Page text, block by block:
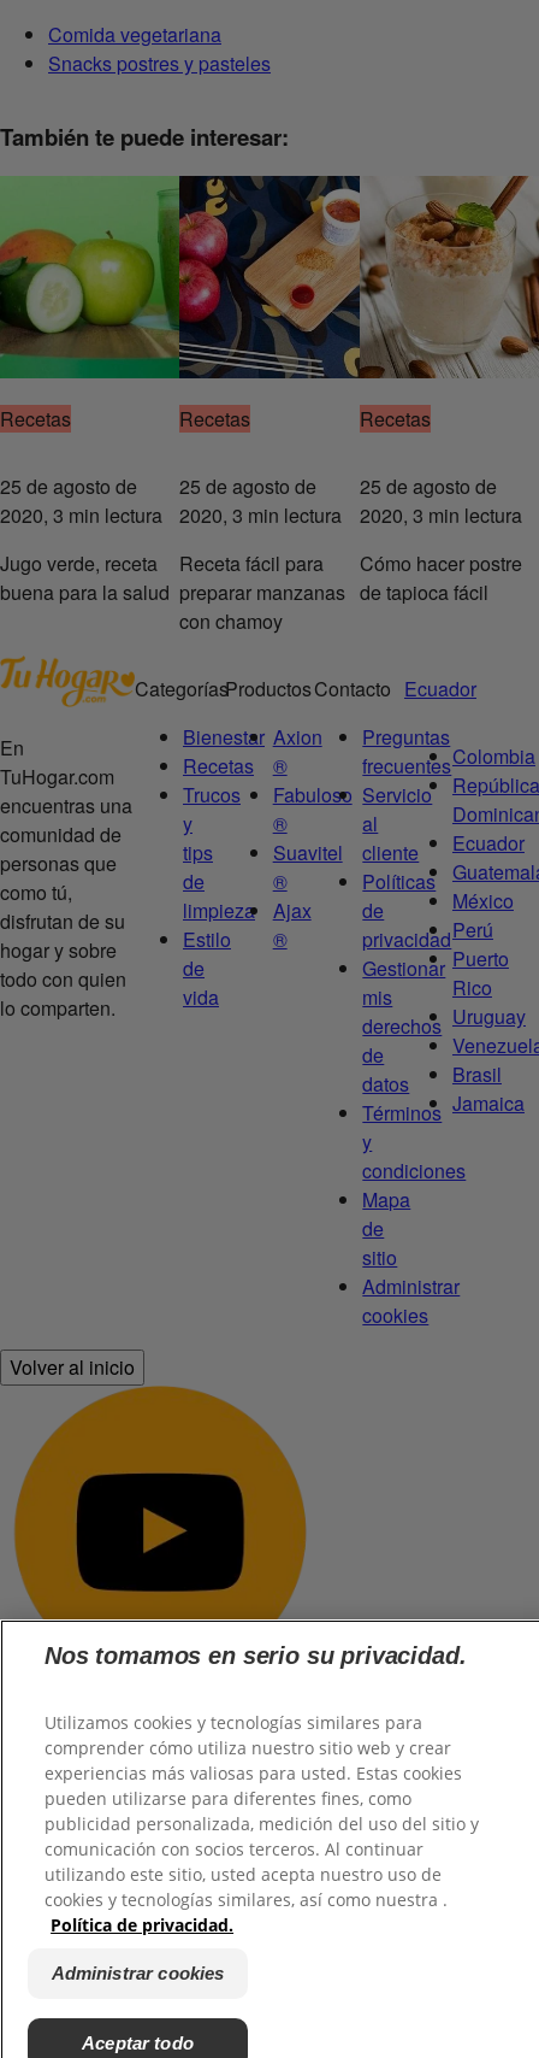
Comida vegetariana
Snacks postres y pasteles
También te puede interesar:
Recetas
25 de agosto de
2020, 3 min lectura
Jugo verde, receta
buena para la salud
Recetas
25 de agosto de
2020, 3 min lectura
Receta fácil para
preparar manzanas
con chamoy
Recetas
25 de agosto de
2020, 3 min lectura
Cómo hacer postre
de tapioca fácil
En
TuHogar.com
encuentras una
comunidad de
personas que
como tú,
disfrutan de su
hogar y sobre
todo con quien
lo comparten.
Categorías
Bienestar
Recetas
Trucos
y
tips
de
limpieza
Estilo
de
vida
Productos
Axion
®
Fabuloso
®
Suavitel
®
Ajax
®
Contacto
Preguntas
frecuentes
Servicio
al
cliente
Políticas
de
privacidad
Gestionar
mis
derechos
de
datos
Términos
y
condiciones
Mapa
de
sitio
Administrar
cookies
Ecuador
Colombia
República
Ecuador
México
Perú
Puerto
Rico
Uruguay
Brasil
Jamaica
Volver al inicio
@2026 TuHogar. Todos los derechos reservados.
Nos tomamos en serio su privacidad.
Utilizamos cookies y tecnologías similares para
comprender cómo utiliza nuestro sitio web y crear
experiencias más valiosas para usted. Estas cookies
pueden utilizarse para diferentes fines, como
publicidad personalizada, medición del uso del sitio y
comunicación con socios terceros. Al continuar
utilizando este sitio, usted acepta nuestro uso de
cookies y tecnologías similares, así como nuestra .
Política de privacidad.
Administrar cookies
Aceptar todo